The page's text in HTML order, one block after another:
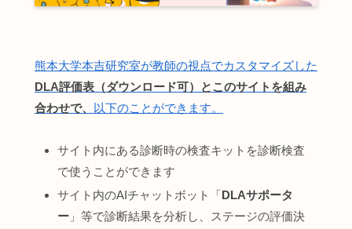
熊本大学本吉研究室が教師の視点でカスタマイズした
DLA評価表（ダウンロード可）とこのサイトを組み
合わせで、
以下のことができます。
サイト内にある診断時の検査キットを診断検査
で使うことができます
サイト内のAIチャットボット「DLAサポータ
ー 」等で診断結果を分析し、ステージの評価決